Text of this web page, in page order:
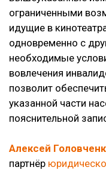
ограниченными
идущие в
одновременно с
необходимые
вовлечения
позволит
указанной части
пояснительной
Алексей
партнёр